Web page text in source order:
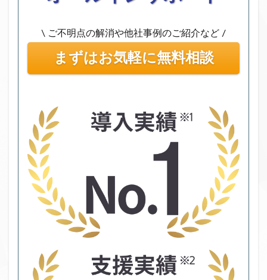
\ ご不明点の解消や他社事例のご紹介など /
まずはお気軽に無料相談